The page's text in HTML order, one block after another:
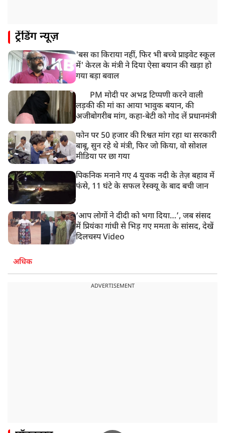
ट्रेंडिंग न्यूज़
'बस का किराया नहीं, फिर भी बच्चे प्राइवेट स्कूल
में' केरल के मंत्री ने दिया ऐसा बयान की खड़ा हो
गया बड़ा बवाल
PM मोदी पर अभद्र टिप्पणी करने वाली
लड़की की मां का आया भावुक बयान, की
अजीबोगरीब मांग, कहा-बेटी को गोद लें प्रधानमंत्री
फोन पर 50 हजार की रिश्वत मांग रहा था सरकारी
बाबू, सुन रहे थे मंत्री, फिर जो किया, वो सोशल
मीडिया पर छा गया
पिकनिक मनाने गए 4 युवक नदी के तेज़ बहाव में
फंसे, 11 घंटे के सफल रेस्क्यू के बाद बची जान
‘आप लोगों ने दीदी को भगा दिया…’, जब संसद
में प्रियंका गांधी से भिड़ गए ममता के सांसद, देखें
दिलचस्प Video
अधिक
ADVERTISEMENT